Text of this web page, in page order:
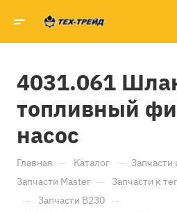
4031.061
топливный
насос
Главная — Каталог —
Запчасти Master — Запчасти к
— Запчасти B230 —